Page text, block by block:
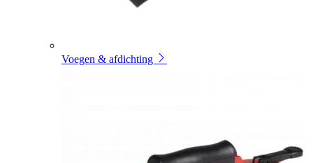
Voegen & afdichting